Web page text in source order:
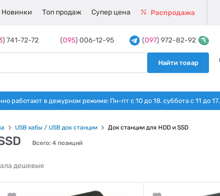
Новинки Топ продаж Супер цена Распродажа
) 741-72-72 (095) 006-12-95 (097) 972-82-92
Найти товар
работают в дежурном режиме: Пн-пт с 10 до 18. суббота с 11 до 17.
USB хабы / USB док станции Док станции для HDD и SSD
Всего: 4 позиций
дешевые